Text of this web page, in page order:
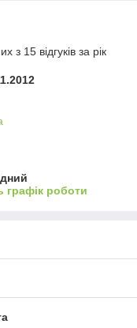
з 15 відгуків за рік
графік роботи